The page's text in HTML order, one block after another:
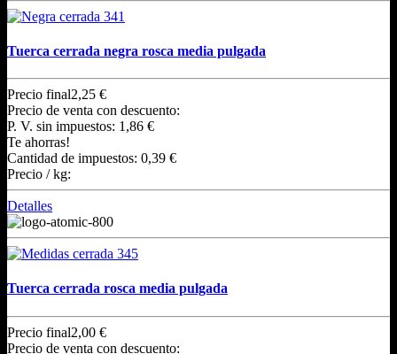
Tuerca cerrada negra rosca media pulgada
Precio final2,25 €
Precio de venta con descuento:
P. V. sin impuestos: 1,86 €
Te ahorras!
Cantidad de impuestos: 0,39 €
Precio / kg:
Detalles
Tuerca cerrada rosca media pulgada
Precio final2,00 €
Precio de venta con descuento: